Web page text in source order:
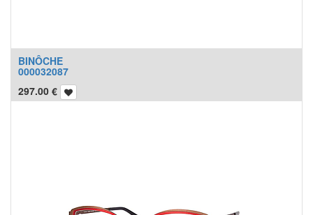
BINÔCHE
000032087
297.00 €